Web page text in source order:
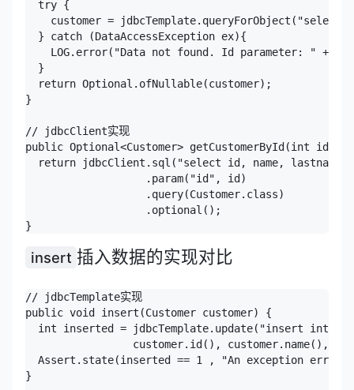
  try {
customer = jdbcTemplate.queryForObject("select
  } catch (DataAccessException ex){
LOG.error("Data not found. Id parameter: " +
  }
  return Optional.ofNullable(customer);
}
// jdbcClient实现
public Optional<Customer> getCustomerById(int id){
return jdbcClient.sql("select id, name,
                   .param("id", id)
                   .query(Customer.class)
                   .optional();
insert 插入数据的实现对比
// jdbcTemplate实现
public void insert(Customer customer) {
int inserted = jdbcTemplate.update("insert into
customer.id(), customer.name(),
Assert.state(inserted == 1 , "An exception error
}